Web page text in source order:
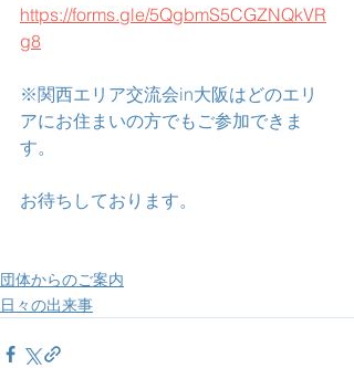
https://forms.gle/5QgbmS5CGZNQkVR
g8
※関西エリア交流会in大阪はどのエリ
アにお住まいの方でもご参加できま
す。
お待ちしております。
団体からのご案内
日々の出来事